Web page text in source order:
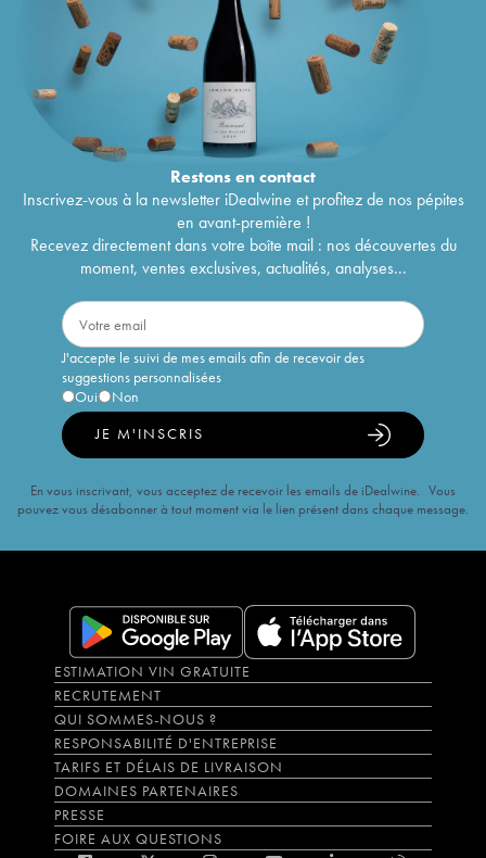
Restons encontact
Inscrivez-vous à la newsletter iDealwine et profitez de nos pépites
en avant-première !
Recevez directement dans votre boîte mail : nos découvertes du
moment, ventes exclusives, actualités, analyses...
J'accepte le suivi de mes emails afin de recevoir des
suggestions personnalisées
Oui
Non
JE M'INSCRIS
En vous inscrivant, vous acceptez de recevoir les emails de iDealwine. Vous
pouvez vous désabonner à tout moment via le lien présent dans chaque message.
ESTIMATION VIN GRATUITE
RECRUTEMENT
QUI SOMMES-NOUS ?
RESPONSABILITÉ D'ENTREPRISE
TARIFS ET DÉLAIS DE LIVRAISON
DOMAINES PARTENAIRES
PRESSE
FOIRE AUX QUESTIONS